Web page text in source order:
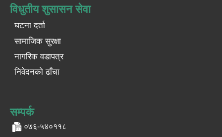
विधुतीय शुसासन सेवा
घटना दर्ता
सामाजिक सुरक्षा
नागरिक वडापत्र
निवेदनको ढाँचा
सम्पर्क
०७६-५४०११८